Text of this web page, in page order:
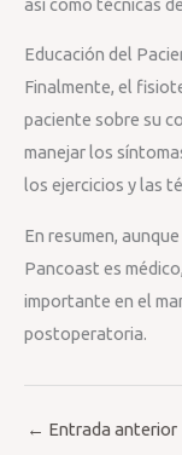
Educación del
Finalmente, el
paciente sobre su
manejar los
los ejercicios y las
En resumen,
Pancoast es
importante en el
postoperatoria.
← Entrada anterior